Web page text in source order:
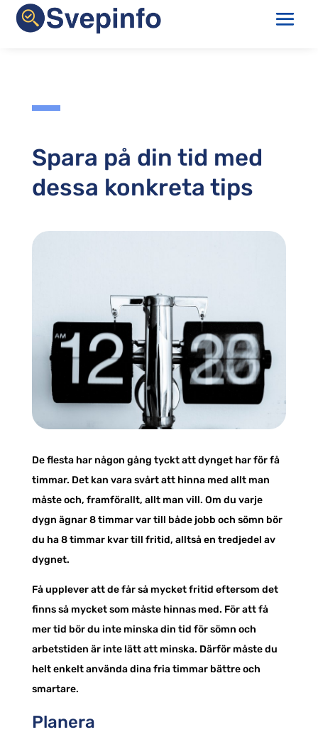
Spara på din tid med
dessa konkreta tips
De flesta har någon gång tyckt att dynget har för få
timmar. Det kan vara svårt att hinna med allt man
måste och, framförallt, allt man vill. Om du varje
dygn ägnar 8 timmar var till både jobb och sömn bör
du ha 8 timmar kvar till fritid, alltså en tredjedel av
dygnet.
Få upplever att de får så mycket fritid eftersom det
finns så mycket som måste hinnas med. För att få
mer tid bör du inte minska din tid för sömn och
arbetstiden är inte lätt att minska. Därför måste du
helt enkelt använda dina fria timmar bättre och
smartare.
Planera